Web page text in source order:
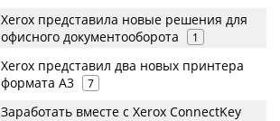
Xerox представила новые решения для
офисного документооборота
1
Xerox представил два новых принтера
формата А3
7
Заработать вместе с Xerox ConnectKey